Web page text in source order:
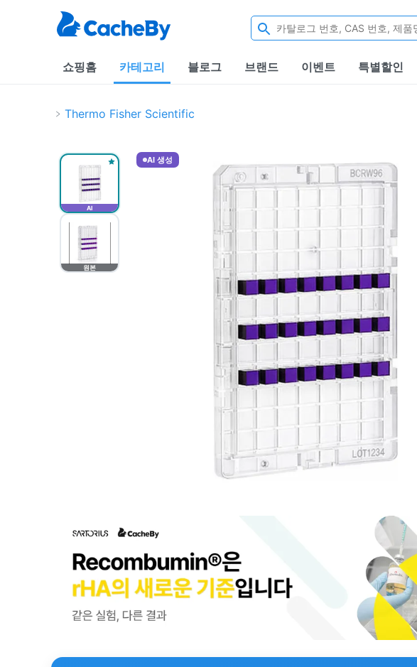
쇼핑홈 카테고리 블로그 브랜드 이벤트 특별할인
Thermo Fisher Scientific
AI
원본
AI 생성